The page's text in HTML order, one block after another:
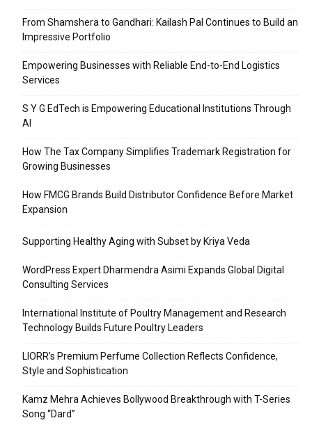
From Shamshera to Gandhari: Kailash Pal Continues to Build an
Impressive Portfolio
Empowering Businesses with Reliable End-to-End Logistics
Services
S Y G EdTech is Empowering Educational Institutions Through
AI
How The Tax Company Simplifies Trademark Registration for
Growing Businesses
How FMCG Brands Build Distributor Confidence Before Market
Expansion
Supporting Healthy Aging with Subset by Kriya Veda
WordPress Expert Dharmendra Asimi Expands Global Digital
Consulting Services
International Institute of Poultry Management and Research
Technology Builds Future Poultry Leaders
LIORR’s Premium Perfume Collection Reflects Confidence,
Style and Sophistication
Kamz Mehra Achieves Bollywood Breakthrough with T-Series
Song “Dard”